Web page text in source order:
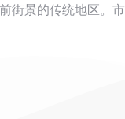
街景的传统地区。